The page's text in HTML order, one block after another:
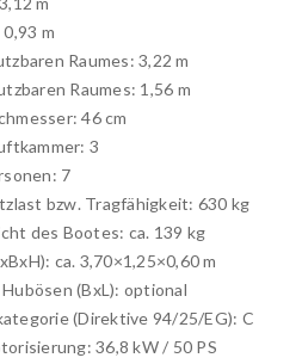
m
Raumes: 3,22 m
Raumes: 1,56 m
46 cm
3
7
bzw. Tragfähigkeit: 630 kg
des Bootes: ca. 139 kg
ca. 3,70×1,25×0,60 m
(BxL): optional
(Direktive 94/25/EG): C
36,8 kW / 50 PS